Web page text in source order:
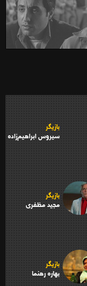
بازیگر
سیروس ابراهیم‌زاده
بازیگر
مجید مظفری
بازیگر
بهاره رهنما